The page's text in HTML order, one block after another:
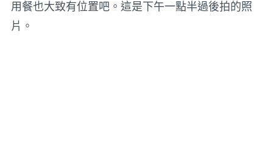
用餐也大致有位置吧。這是下午一點半過後拍的照
片。